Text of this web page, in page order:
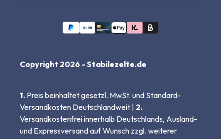
Copyright 2026 - Stabilezelte.de
1. Preis beinhaltet gesetzl. MwSt. und Standard-
Versandkosten Deutschlandweit | 2.
Versandkostenfrei innerhalb Deutschlands, Ausland-
und Expressversand auf Wunsch zzgl. weiterer